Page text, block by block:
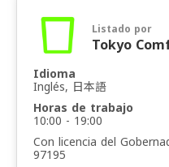
Listado por
Tokyo
Idioma
Inglés, 日本語
Horas de trabajo
10:00 - 19:00
Con licencia del
97195